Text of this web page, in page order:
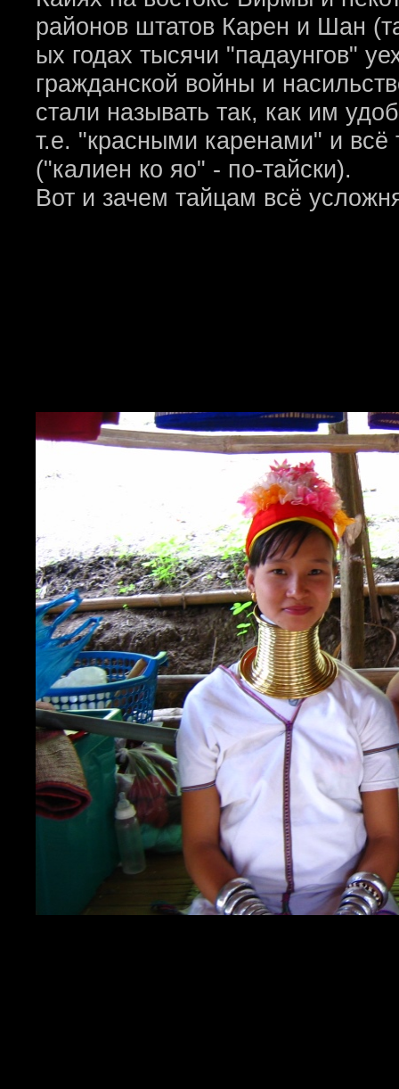
районов штатов Карен и Шан
ых годах тысячи "падаунгов"
гражданской войны и
стали называть так, как им
т.е. "красными каренами" и
("калиен ко яо" - по-тайски).
Вот и зачем тайцам всё